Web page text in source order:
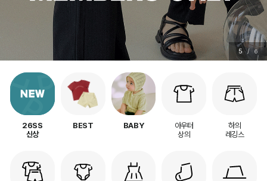
5 / 6
26SS
신상
BEST BABY
아우터
상의
하의
레깅스